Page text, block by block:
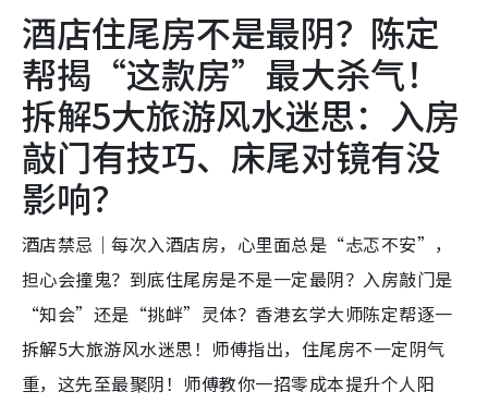
酒店住尾房不是最阴？陈定
帮揭“这款房”最大杀气！
拆解5大旅游风水迷思：入房
敲门有技巧、床尾对镜有没
影响？
酒店禁忌｜每次入酒店房，心里面总是“忐忑不安”，
担心会撞鬼？到底住尾房是不是一定最阴？入房敲门是
“知会”还是“挑衅”灵体？香港玄学大师陈定帮逐一
拆解5大旅游风水迷思！师傅指出，住尾房不一定阴气
重，这先至最聚阴！师傅教你一招零成本提升个人阳